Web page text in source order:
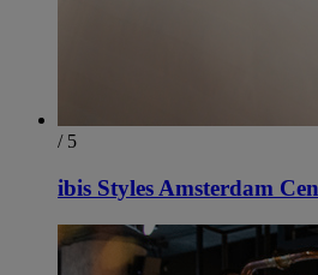
/ 5
ibis Styles Amsterdam